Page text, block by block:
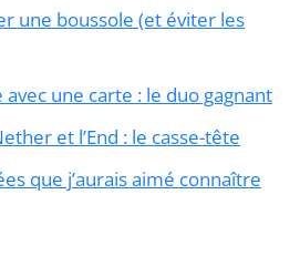
une boussole (et éviter les
une carte : le duo gagnant
et l’End : le casse-tête
que j’aurais aimé connaître